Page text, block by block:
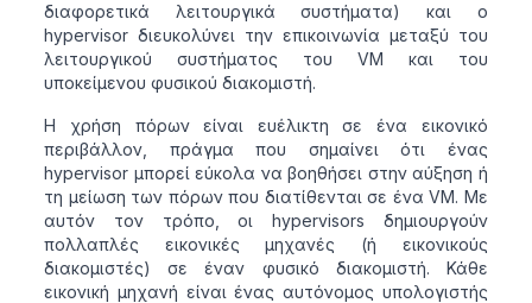
διαφορετικά λειτουργικά συστήματα) και ο
hypervisor διευκολύνει την επικοινωνία μεταξύ του
λειτουργικού συστήματος του VM και του
υποκείμενου φυσικού διακομιστή.
Η χρήση πόρων είναι ευέλικτη σε ένα εικονικό
περιβάλλον, πράγμα που σημαίνει ότι ένας
hypervisor μπορεί εύκολα να βοηθήσει στην αύξηση ή
τη μείωση των πόρων που διατίθενται σε ένα VM. Με
αυτόν τον τρόπο, οι hypervisors δημιουργούν
πολλαπλές εικονικές μηχανές (ή εικονικούς
διακομιστές) σε έναν φυσικό διακομιστή. Κάθε
εικονική μηχανή είναι ένας αυτόνομος υπολογιστής